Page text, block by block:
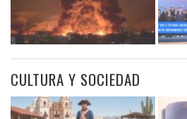
CULTURA Y SOCIEDAD